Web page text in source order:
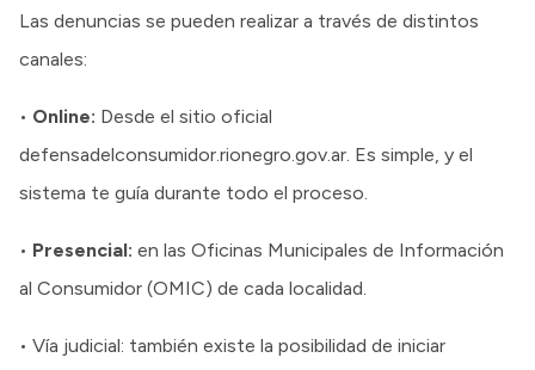
Las denuncias se pueden realizar a través de distintos
canales:
• Online: Desde el sitio oficial
defensadelconsumidor.rionegro.gov.ar. Es simple, y el
sistema te guía durante todo el proceso.
• Presencial: en las Oficinas Municipales de Información
al Consumidor (OMIC) de cada localidad.
• Vía judicial: también existe la posibilidad de iniciar